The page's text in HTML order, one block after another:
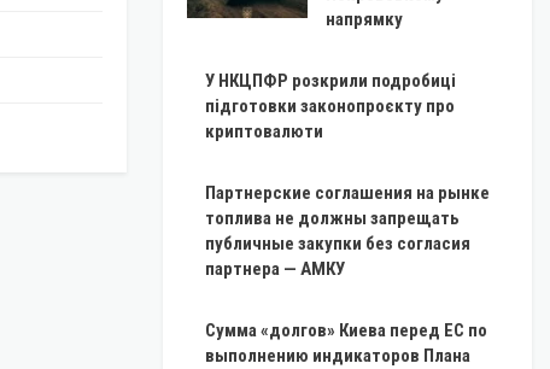
напрямку
У НКЦПФР розкрили подробиці
підготовки законопроєкту про
криптовалюти
Партнерские соглашения на рынке
топлива не должны запрещать
публичные закупки без согласия
партнера — АМКУ
Сумма «долгов» Киева перед ЕС по
выполнению индикаторов Плана